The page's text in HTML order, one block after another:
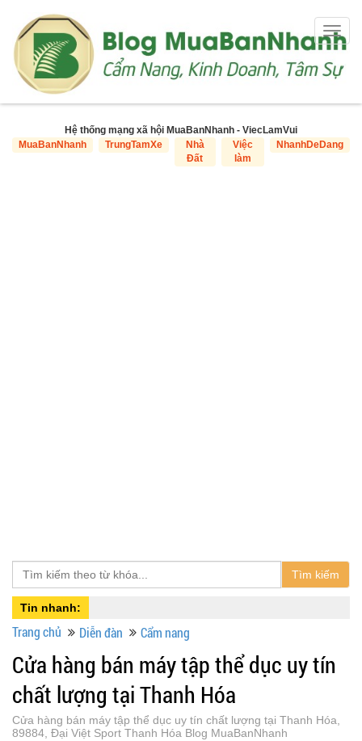
Hệ thống mạng xã hội MuaBanNhanh - ViecLamVui
MuaBanNhanh
TrungTamXe
Nhà
Đất
Việc
làm
NhanhDeDang
Tìm kiếm
Tin nhanh:
Trang chủ Diễn đàn Cẩm nang
Cửa hàng bán máy tập thể dục uy tín
chất lượng tại Thanh Hóa
Cửa hàng bán máy tập thể dục uy tín chất lượng tại Thanh Hóa,
89884, Đại Việt Sport Thanh Hóa Blog MuaBanNhanh